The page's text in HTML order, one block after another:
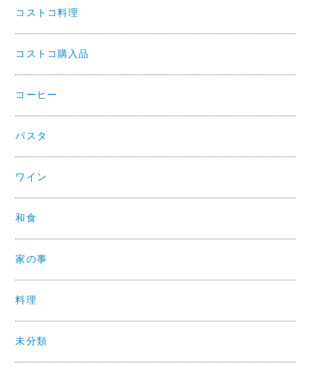
コストコ料理
コストコ購入品
コーヒー
パスタ
ワイン
和食
家の事
料理
未分類